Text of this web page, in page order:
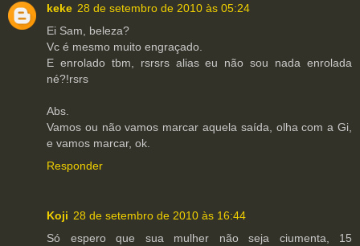
keke 28 de setembro de 2010 às 05:24
Ei Sam, beleza?
Vc é mesmo muito engraçado.
E enrolado tbm, rsrsrs alias eu não sou nada enrolada
né?!rsrs
Abs.
Vamos ou não vamos marcar aquela saída, olha com a Gi,
e vamos marcar, ok.
Responder
Koji 28 de setembro de 2010 às 16:44
Só espero que sua mulher não seja ciumenta, 15